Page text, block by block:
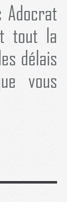
Adocrat
tout la
délais
vous